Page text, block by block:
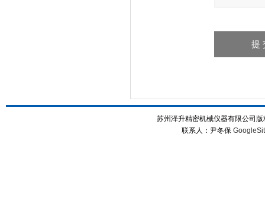
苏州泽升精密机械仪器有限公司
联系人：尹冬保